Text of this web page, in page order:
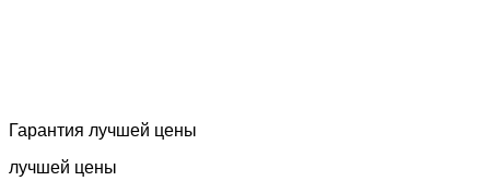
Гарантия лучшей цены
лучшей цены